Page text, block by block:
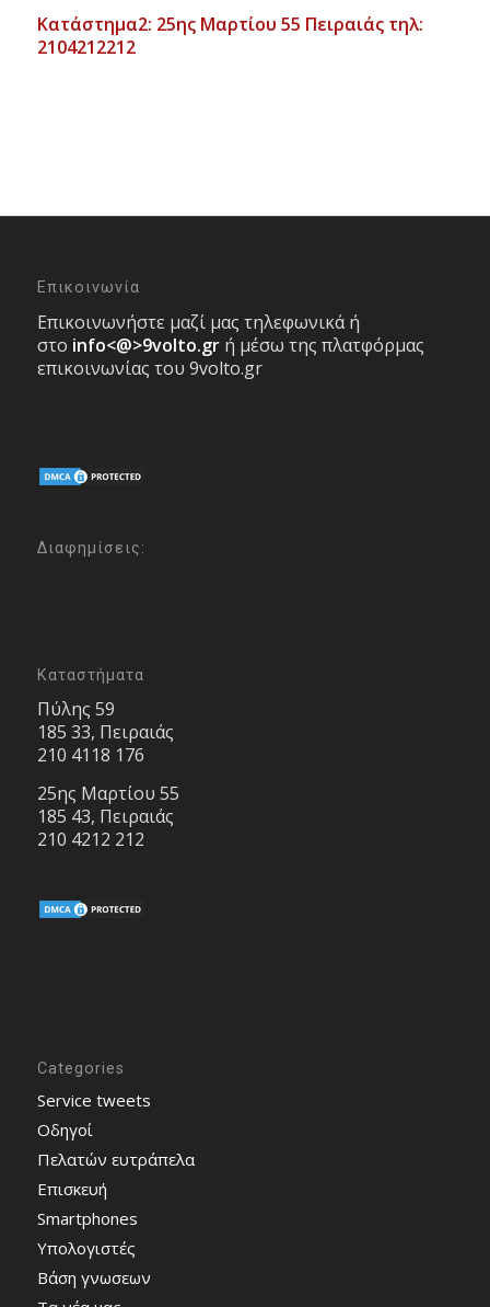
Κατάστημα2: 25ης Μαρτίου 55 Πειραιάς τηλ:
2104212212
Επικοινωνία
Επικοινωνήστε μαζί μας τηλεφωνικά ή
στο info<@>9volto.gr ή μέσω της πλατφόρμας
επικοινωνίας του 9volto.gr
Διαφημίσεις:
Καταστήματα
Πύλης 59
185 33, Πειραιάς
210 4118 176
25ης Μαρτίου 55
185 43, Πειραιάς
210 4212 212
Categories
Service tweets
Οδηγοί
Πελατών ευτράπελα
Επισκευή
Smartphones
Υπολογιστές
Bάση γνωσεων